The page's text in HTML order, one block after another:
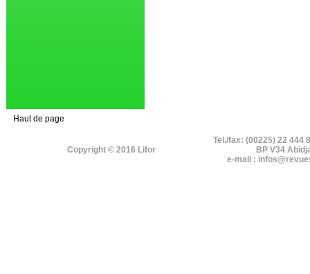
Haut de page
Copyright © 2016 Lifor
Tel./fax: (00225) 22 444
BP V34
e-mail :